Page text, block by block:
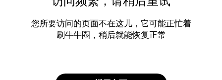
您所要访问的页面不在这儿，它可能正忙着
刷牛牛圈，稍后就能恢复正常